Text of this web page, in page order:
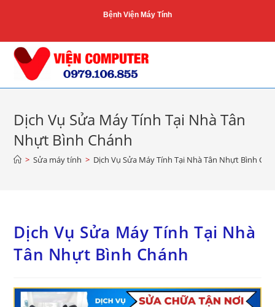
Bệnh Viện Máy Tính
Dịch Vụ Sửa Máy Tính Tại Nhà Tân
Nhựt Bình Chánh
> Sửa máy tính > Dịch Vụ Sửa Máy Tính Tại Nhà Tân Nhựt Bình
Dịch Vụ Sửa Máy Tính Tại Nhà
Tân Nhựt Bình Chánh